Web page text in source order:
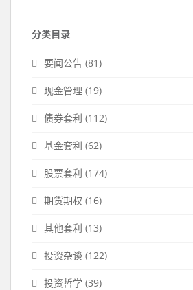
分类目录
要闻公告 (81)
现金管理 (19)
债券套利 (112)
基金套利 (62)
股票套利 (174)
期货期权 (16)
其他套利 (13)
投资杂谈 (122)
投资哲学 (39)